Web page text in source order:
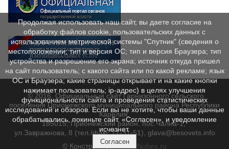
© 2016. Официальный сайт Гарнизонного сельского
поселения Прионежского муниципального района Республики
Карелия.
185015, Прионежский район, пос.Чална-1,
ул.Завражнова, 8 (тел./факс 71-31-51), glava@besovets.info
© Конструктор сайтовNubex.ru
Продолжая использовать наш сайт, вы даете согласие на
обработку файлов cookie, пользовательских данных с
использованием метрической системы "Спутник" (сведения о
местоположении; тип и версия ОС; тип и версия Браузера; тип
устройства и разрешение его экрана; источник откуда пришел
на сайт пользователь; с какого сайта или по какой рекламе; язык
ОС и Браузера; какие страницы открывает и на какие кнопки
нажимает пользователь; ip-адрес) в целях улучшения
функциональности сайта и проведения статистических
исследований и обзоров. Если вы не хотите, чтобы ваши данные
обрабатывались, покиньте сайт. «Согласен», и уведомление
исчезнет.
Согласен